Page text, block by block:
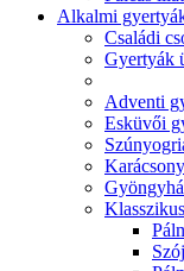
Alkalmi
Családi
Gyertyák
Adventi
Esküvői